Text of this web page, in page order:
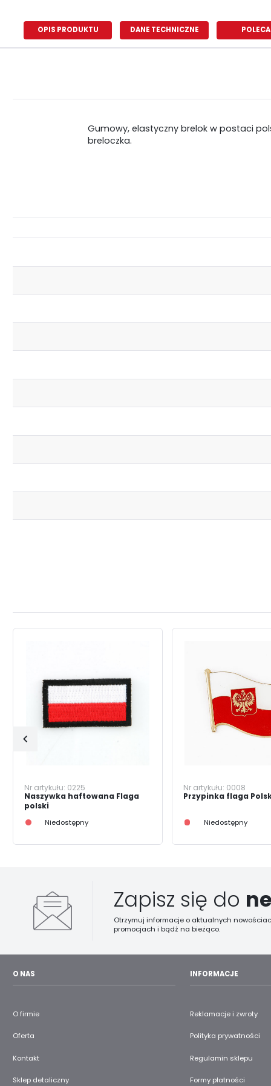
OPIS PRODUKTU DANE TECHNICZNE
Gumowy, elastyczny brelok w postaci
breloczka.
Nr artykułu: 0225
Naszywka haftowana Flaga
polski
Niedostępny
Nr artykułu: 0008
Przypinka flaga
Niedostępny
Zapisz się do
Otrzymuj informacje o aktualnych
promocjach i bądź na bieżąco.
O NAS
O firmie
Oferta
Kontakt
Sklep detaliczny
INFORMACJE
Reklamacje i zwroty
Polityka prywatności
Regulamin sklepu
Formy płatności